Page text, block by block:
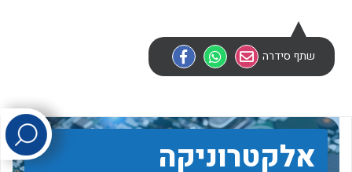
לכל מוצרי היצרן
שתף סידרה
אלקטרוניקה